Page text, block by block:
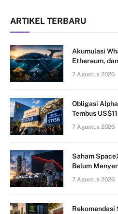
ARTIKEL TERBARU
Akumulasi
Ethereum,
7 Agustus 2026
Obligasi
Tembus
7 Agustus 2026
Saham
Belum
7 Agustus 2026
Rekomendasi